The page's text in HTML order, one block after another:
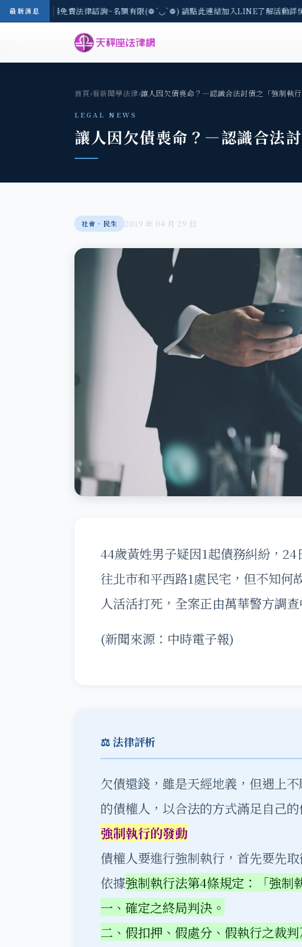
最新消息
-8/3(一) 現場免費法律諮詢~名額有限(❁´◡`❁) 請點此連結加入LINE了解活動詳
首頁›看新聞學法律›讓人因欠債喪命？—認識合法討債之「強制執行
LEGAL NEWS
讓人因欠債喪命？—認識合法討
社會‧民生 2019 年 04 月 29 日
44歲黃姓男子疑因1起債務糾紛，
往北市和平西路1處民宅，但不知何
人活活打死，全案正由萬華警方調查
(新聞來源：中時電子報)
⚖️ 法律評析
欠債還錢，雖是天經地義，但遇上
的債權人，以合法的方式滿足自己的
強制執行的發動
債權人要進行強制執行，首先要先取
依據強制執行法第4條規定：「強制
一、確定之終局判決。
二、假扣押、假處分、假執行之裁